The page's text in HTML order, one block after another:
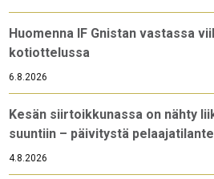
Huomenna IF Gnistan vastassa
kotiottelussa
6.8.2026
Kesän siirtoikkunassa on nähty
suuntiin – päivitystä
4.8.2026